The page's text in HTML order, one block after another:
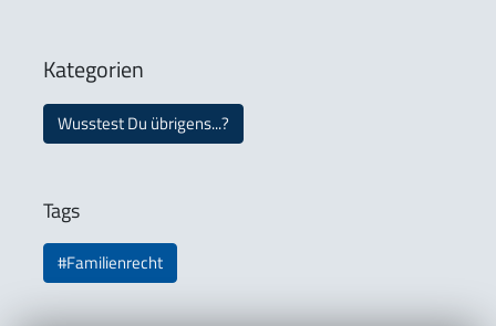
Kategorien
Wusstest Du übrigens...?
Tags
#Familienrecht